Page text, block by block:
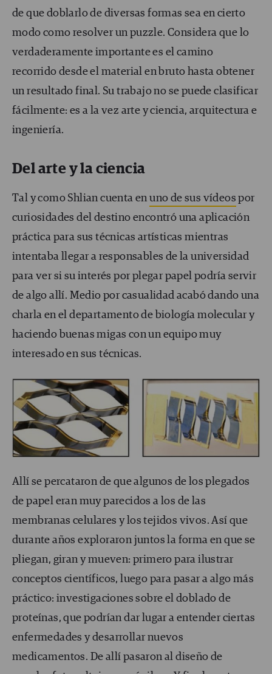
de que doblarlo de diversas formas sea en cierto
modo como resolver un puzzle. Considera que lo
verdaderamente importante es el camino
recorrido desde el material en bruto hasta obtener
un resultado final. Su trabajo no se puede clasificar
fácilmente: es a la vez arte y ciencia, arquitectura e
ingeniería.
Del arte y la ciencia
Tal y como Shlian cuenta enuno de sus vídeos por
curiosidades del destino encontró una aplicación
práctica para sus técnicas artísticas mientras
intentaba llegar a responsables de la universidad
para ver si su interés por plegar papel podría servir
de algo allí. Medio por casualidad acabó dando una
charla en el departamento de biología molecular y
haciendo buenas migas con un equipo muy
interesado en sus técnicas.
Allí se percataron de que algunos de los plegados
de papel eran muy parecidos a los de las
membranas celulares y los tejidos vivos. Así que
durante años exploraron juntos la forma en que se
pliegan, giran y mueven: primero para ilustrar
conceptos científicos, luego para pasar a algo más
práctico: investigaciones sobre el doblado de
proteínas, que podrían dar lugar a entender ciertas
enfermedades y desarrollar nuevos
medicamentos. De allí pasaron al diseño de